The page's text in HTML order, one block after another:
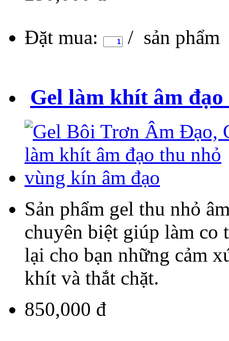
Đặt mua:
/ sản phẩm
Gel làm khít âm
Sản phẩm gel thu nhỏ
chuyên biệt giúp làm co
lại cho bạn những cảm
khít và thắt chặt.
850,000 đ